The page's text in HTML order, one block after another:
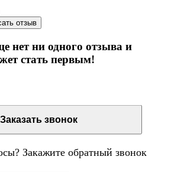
отзыв
нет ни одного отзыва и
стать первым!
Заказать звонок
Закажите обратный звонок